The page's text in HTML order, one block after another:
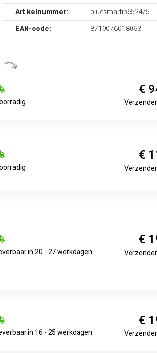
Artikelnummer:
bluesmartip6524/5
EAN-code:
8719076018063
€
€
in 20 - 27 werkdagen
€
in 16 - 25 werkdagen
€